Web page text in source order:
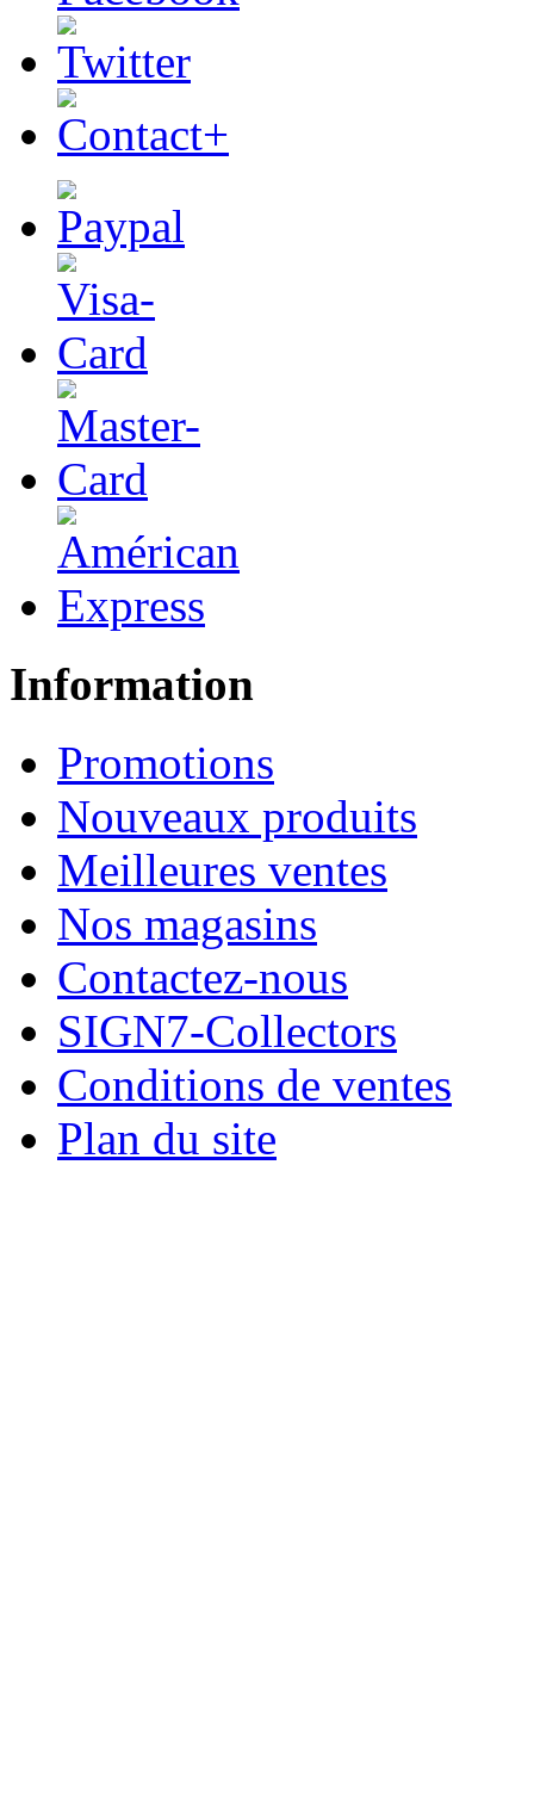
Information
Promotions
Nouveaux produits
Meilleures ventes
Nos magasins
Contactez-nous
SIGN7-Collectors
Conditions de ventes
Plan du site